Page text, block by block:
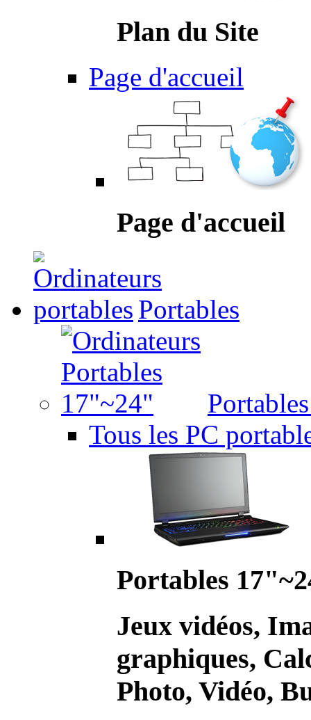
Plan du Site
Page d'accueil
Page d'accueil
Portables
Tous les PC
Portables
Jeux vidéos,
graphiques,
Photo, Vidéo,